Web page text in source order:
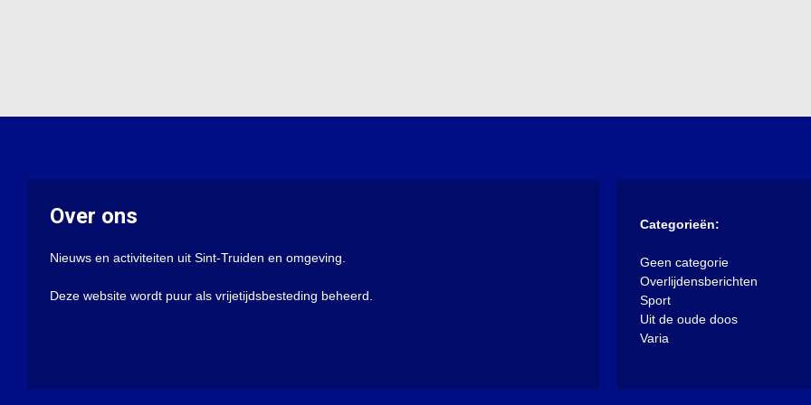
Over ons
Nieuws en activiteiten uit Sint-Truiden en omgeving.
Deze website wordt puur als vrijetijdsbesteding beheerd.
Categorieën:
Geen categorie
Overlijdensberichten
Sport
Uit de oude doos
Varia